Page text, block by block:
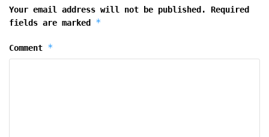
Your email address will not be published.
Required
fields are marked *
Comment *